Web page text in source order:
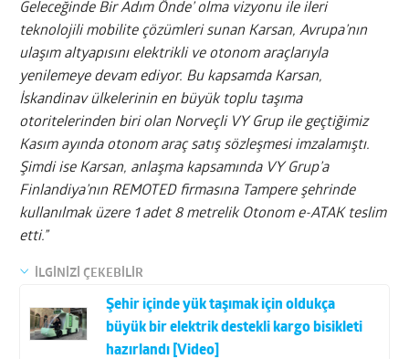
Geleceğinde Bir Adım Önde’ olma vizyonu ile ileri
teknolojili mobilite çözümleri sunan Karsan, Avrupa’nın
ulaşım altyapısını elektrikli ve otonom araçlarıyla
yenilemeye devam ediyor. Bu kapsamda Karsan,
İskandinav ülkelerinin en büyük toplu taşıma
otoritelerinden biri olan Norveçli VY Grup ile geçtiğimiz
Kasım ayında otonom araç satış sözleşmesi imzalamıştı.
Şimdi ise Karsan, anlaşma kapsamında VY Grup’a
Finlandiya’nın REMOTED firmasına Tampere şehrinde
kullanılmak üzere 1 adet 8 metrelik Otonom e-ATAK teslim
etti.”
İLGİNİZİ ÇEKEBİLİR
Şehir içinde yük taşımak için oldukça
büyük bir elektrik destekli kargo bisikleti
hazırlandı [Video]